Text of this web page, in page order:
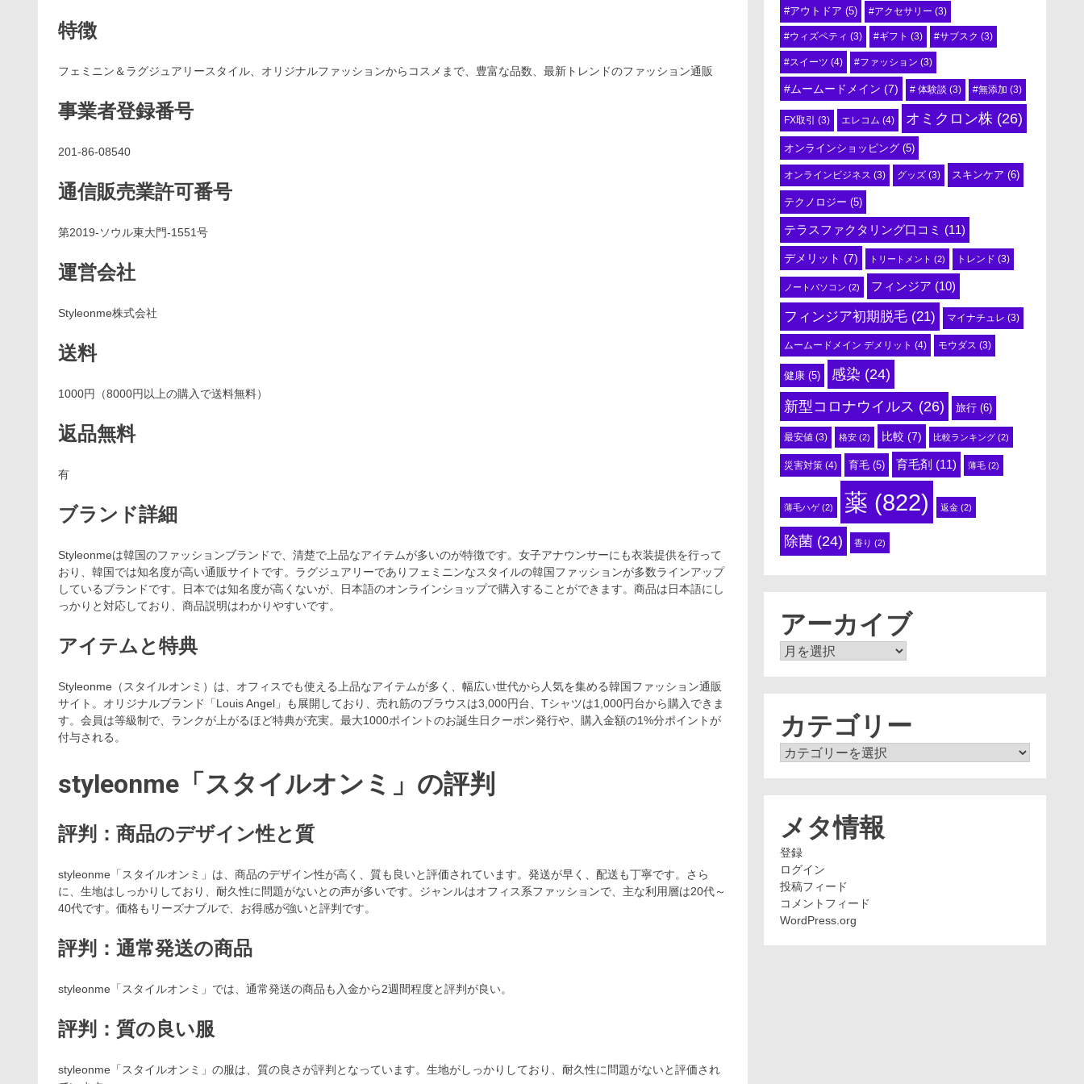
特徴
フェミニン＆ラグジュアリースタイル、オリジナルファッションからコスメまで、豊富な品数、最新トレンドのファッション通販
事業者登録番号
201-86-08540
通信販売業許可番号
第2019-ソウル東大門-1551号
運営会社
Styleonme株式会社
送料
1000円（8000円以上の購入で送料無料）
返品無料
有
ブランド詳細
Styleonmeは韓国のファッションブランドで、清楚で上品なアイテムが多いのが特徴です。女子アナウンサーにも衣装提供を行って
おり、韓国では知名度が高い通販サイトです。ラグジュアリーでありフェミニンなスタイルの韓国ファッションが多数ラインアップ
しているブランドです。日本では知名度が高くないが、日本語のオンラインショップで購入することができます。商品は日本語にし
っかりと対応しており、商品説明はわかりやすいです。
アイテムと特典
Styleonme（スタイルオンミ）は、オフィスでも使える上品なアイテムが多く、幅広い世代から人気を集める韓国ファッション通販
サイト。オリジナルブランド「Louis Angel」も展開しており、売れ筋のブラウスは3,000円台、Tシャツは1,000円台から購入できま
す。会員は等級制で、ランクが上がるほど特典が充実。最大1000ポイントのお誕生日クーポン発行や、購入金額の1%分ポイントが
付与される。
styleonme「スタイルオンミ」の評判
評判：商品のデザイン性と質
styleonme「スタイルオンミ」は、商品のデザイン性が高く、質も良いと評価されています。発送が早く、配送も丁寧です。さら
に、生地はしっかりしており、耐久性に問題がないとの声が多いです。ジャンルはオフィス系ファッションで、主な利用層は20代～
40代です。価格もリーズナブルで、お得感が強いと評判です。
評判：通常発送の商品
styleonme「スタイルオンミ」では、通常発送の商品も入金から2週間程度と評判が良い。
評判：質の良い服
styleonme「スタイルオンミ」の服は、質の良さが評判となっています。生地がしっかりしており、耐久性に問題がないと評価され
#アウトドア (5) #アクセサリー (3)
#ウィズペティ (3) #ギフト (3) #サブスク (3)
#スイーツ (4) #ファッション (3)
#ムームードメイン (7) # 体験談 (3) #無添加 (3)
FX取引 (3) エレコム (4) オミクロン株 (26)
オンラインショッピング (5)
オンラインビジネス (3) グッズ (3) スキンケア (6)
テクノロジー (5)
テラスファクタリング口コミ (11)
デメリット (7) トリートメント (2) トレンド (3)
ノートパソコン (2) フィンジア (10)
フィンジア初期脱毛 (21) マイナチュレ (3)
ムームードメイン デメリット (4) モウダス (3)
健康 (5) 感染 (24)
新型コロナウイルス (26) 旅行 (6)
最安値 (3) 格安 (2) 比較 (7) 比較ランキング (2)
災害対策 (4) 育毛 (5) 育毛剤 (11) 薄毛 (2)
薄毛ハゲ(2) 薬 (822) 返金 (2)
除菌 (24) 香り (2)
アーカイブ
ア
カテゴリー
カ
メタ情報
登録
ログイン
投稿フィード
コメントフィード
WordPress.org